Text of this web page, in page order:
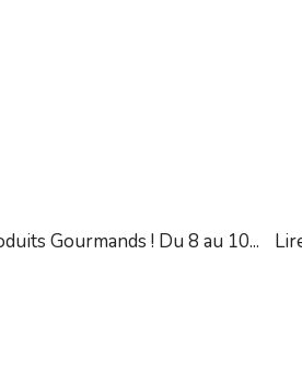
Gourmands ! Du 8 au 10...